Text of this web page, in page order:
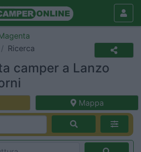
Ricerca
camper a Lanzo
Mappa